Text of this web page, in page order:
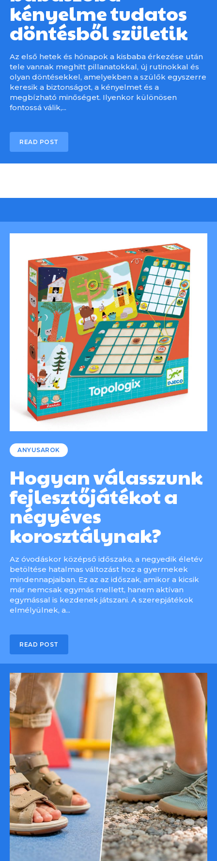
kényelme tudatos
döntésből születik
Az első hetek és hónapok a kisbaba érkezése után
tele vannak meghitt pillanatokkal, új rutinokkal és
olyan döntésekkel, amelyekben a szülők egyszerre
keresik a biztonságot, a kényelmet és a
megbízható minőséget. Ilyenkor különösen
fontossá válik,...
READ POST
ANYUSAROK
Hogyan válasszunk
fejlesztőjátékot a
négyéves
korosztálynak?
Az óvodáskor középső időszaka, a negyedik életév
betöltése hatalmas változást hoz a gyermekek
mindennapjaiban. Ez az az időszak, amikor a kicsik
már nemcsak egymás mellett, hanem aktívan
egymással is kezdenek játszani. A szerepjátékok
elmélyülnek, a...
READ POST